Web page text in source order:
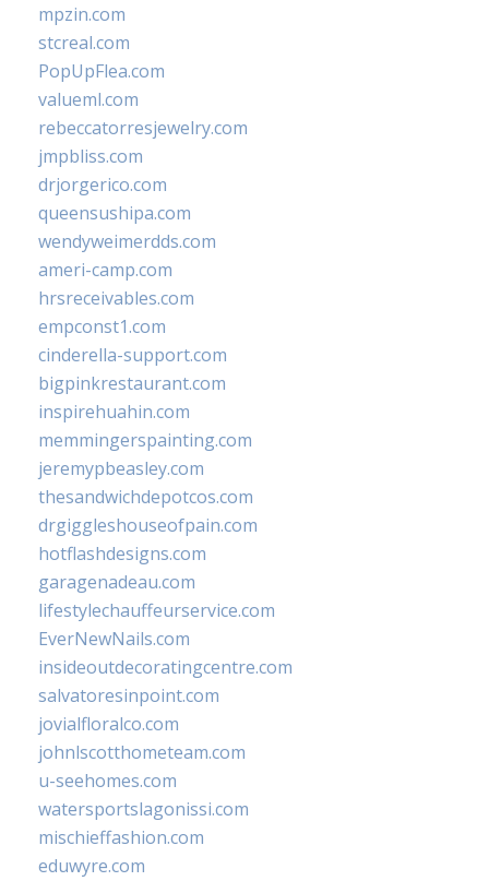
mpzin.com
stcreal.com
PopUpFlea.com
valueml.com
rebeccatorresjewelry.com
jmpbliss.com
drjorgerico.com
queensushipa.com
wendyweimerdds.com
ameri-camp.com
hrsreceivables.com
empconst1.com
cinderella-support.com
bigpinkrestaurant.com
inspirehuahin.com
memmingerspainting.com
jeremypbeasley.com
thesandwichdepotcos.com
drgiggleshouseofpain.com
hotflashdesigns.com
garagenadeau.com
lifestylechauffeurservice.com
EverNewNails.com
insideoutdecoratingcentre.com
salvatoresinpoint.com
jovialfloralco.com
johnlscotthometeam.com
u-seehomes.com
watersportslagonissi.com
mischieffashion.com
eduwyre.com